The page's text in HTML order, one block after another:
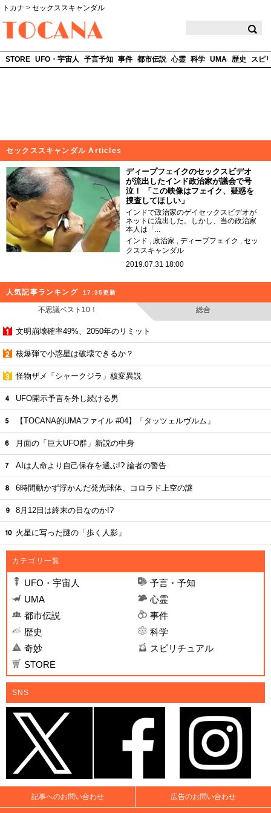
トカナ > セックススキャンダル
STORE UFO・宇宙人 予言予知 事件 都市伝説 心霊 科学 UMA 歴史 スピ
セックススキャンダル Articles
ディープフェイクのセックスビデオ
が流出したインド政治家が議会で号
泣！ 「この映像はフェイク、疑惑を
捜査してほしい」
インドで政治家のゲイセックスビデオが
ネットに流出した。しかし、当の政治家
本人は「...
インド
政治家 ディープフェイク
セッ
クススキャンダル
2019.07.31 18:00
人気記事ランキング 17:35更新
不思議ベスト10！ 総合
文明崩壊確率49%、2050年のリミット
核爆弾で小惑星は破壊できるか？
怪物ザメ「シャークジラ」核変異説
UFO開示予言を外し続ける男
【TOCANA的UMAファイル #04】「タッツェルヴルム」
月面の「巨大UFO群」新説の中身
AIは人命より自己保存を選ぶ!? 論者の警告
6時間動かず浮かんだ発光球体、コロラド上空の謎
8月12日は終末の日なのか!?
火星に写った謎の「歩く人影」
カテゴリ一覧
UFO・宇宙人
予言・予知
UMA
心霊
都市伝説
事件
歴史
科学
奇妙
スピリチュアル
STORE
SNS
記事へのお問い合わせ 広告のお問い合わせ